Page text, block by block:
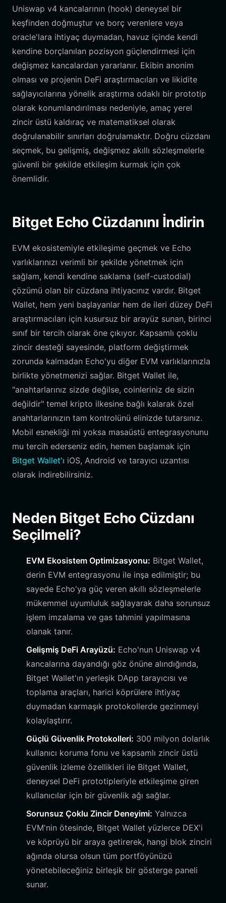
Uniswap v4 kancalarının (hook) deneysel bir
keşfinden doğmuştur ve borç verenlere veya
oracle'lara ihtiyaç duymadan, havuz içinde kendi
kendine borçlanılan pozisyon güçlendirmesi için
değişmez kancalardan yararlanır. Ekibin anonim
olması ve projenin DeFi araştırmacıları ve likidite
sağlayıcılarına yönelik araştırma odaklı bir prototip
olarak konumlandırılması nedeniyle, amaç yerel
zincir üstü kaldıraç ve matematiksel olarak
doğrulanabilir sınırları doğrulamaktır. Doğru cüzdanı
seçmek, bu gelişmiş, değişmez akıllı sözleşmelerle
güvenli bir şekilde etkileşim kurmak için çok
önemlidir.
Bitget Echo Cüzdanını İndirin
EVM ekosistemiyle etkileşime geçmek ve Echo
varlıklarınızı verimli bir şekilde yönetmek için
sağlam, kendi kendine saklama (self-custodial)
çözümü olan bir cüzdana ihtiyacınız vardır. Bitget
Wallet, hem yeni başlayanlar hem de ileri düzey DeFi
araştırmacıları için kusursuz bir arayüz sunan, birinci
sınıf bir tercih olarak öne çıkıyor. Kapsamlı çoklu
zincir desteği sayesinde, platform değiştirmek
zorunda kalmadan Echo'yu diğer EVM varlıklarınızla
birlikte yönetmenizi sağlar. Bitget Wallet ile,
"anahtarlarınız sizde değilse, coinleriniz de sizin
değildir" temel kripto ilkesine bağlı kalarak özel
anahtarlarınızın tam kontrolünü elinizde tutarsınız.
Mobil esnekliği mi yoksa masaüstü entegrasyonunu
mu tercih ederseniz edin, hemen başlamak için
Bitget Wallet'ı iOS, Android ve tarayıcı uzantısı
olarak indirebilirsiniz.
Neden Bitget Echo Cüzdanı
Seçilmeli?
EVM Ekosistem Optimizasyonu: Bitget Wallet,
derin EVM entegrasyonu ile inşa edilmiştir; bu
sayede Echo'ya güç veren akıllı sözleşmelerle
mükemmel uyumluluk sağlayarak daha sorunsuz
işlem imzalama ve gas tahmini yapılmasına
olanak tanır.
Gelişmiş DeFi Arayüzü: Echo'nun Uniswap v4
kancalarına dayandığı göz önüne alındığında,
Bitget Wallet'ın yerleşik DApp tarayıcısı ve
toplama araçları, harici köprülere ihtiyaç
duymadan karmaşık protokollerde gezinmeyi
kolaylaştırır.
Güçlü Güvenlik Protokolleri: 300 milyon dolarlık
kullanıcı koruma fonu ve kapsamlı zincir üstü
güvenlik izleme özellikleri ile Bitget Wallet,
deneysel DeFi prototipleriyle etkileşime giren
kullanıcılar için bir güvenlik ağı sağlar.
Sorunsuz Çoklu Zincir Deneyimi: Yalnızca
EVM'nin ötesinde, Bitget Wallet yüzlerce DEX'i
ve köprüyü bir araya getirerek, hangi blok zinciri
ağında olursa olsun tüm portföyünüzü
yönetebileceğiniz birleşik bir gösterge paneli
sunar.